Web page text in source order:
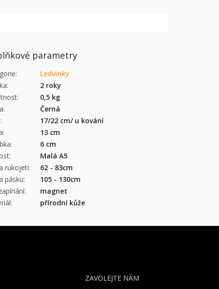
parametry
:
Ledvinky
:
2 roky
:
0,5 kg
:
Černá
:
17/22 cm/ u kování
:
13 cm
:
6 cm
:
Malá A5
rukojeti:
62 - 83cm
pásku:
105 - 130cm
:
magnet
: přírodní kůže
ZAVOLEJTE NÁM